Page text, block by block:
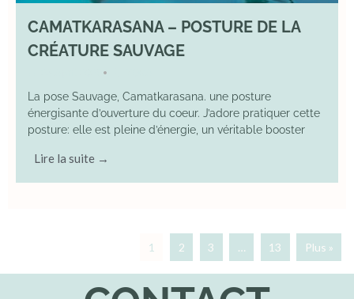
CAMATKARASANA – POSTURE DE LA
CRÉATURE SAUVAGE
•
La pose Sauvage, Camatkarasana. une posture
énergisante d’ouverture du coeur. J’adore pratiquer cette
posture: elle est pleine d’énergie, un véritable booster
Lire la suite →
1 2 3 … 13 Plus »